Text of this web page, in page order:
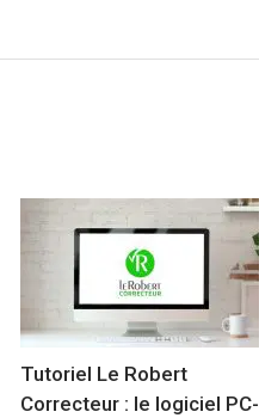
Tutoriel Le Robert
Correcteur : le logiciel PC-